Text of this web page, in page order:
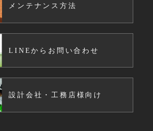
メンテナンス方法
LINEからお問い合わせ
設計会社・工務店様向け